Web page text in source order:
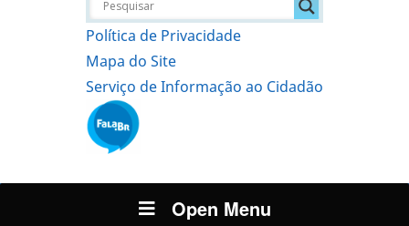
Política de Privacidade
Mapa do Site
Serviço de Informação ao Cidadão
Open Menu